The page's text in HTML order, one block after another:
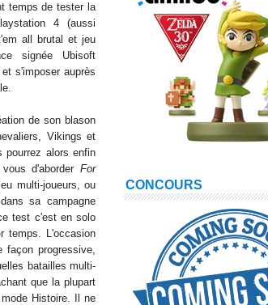
temps de tester la
4 (aussi
all brutal et jeu
signée Ubisoft
et s'imposer auprès
de son blason
evaliers, Vikings et
pourrez alors enfin
d'aborderFor
multi-joueurs, ou
sa campagne
test c'est en solo
temps. L'occasion
progressive,
batailles multi-
que la plupart
Histoire. Il ne
CONCOURS